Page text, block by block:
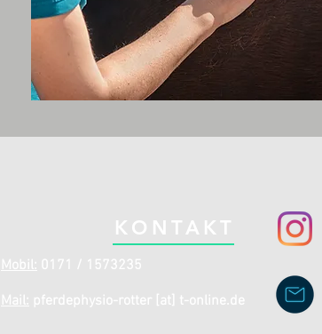
KONTAKT
Mobil: 0171 / 1573235
Mail: pferdephysio-rotter [at] t-online.de